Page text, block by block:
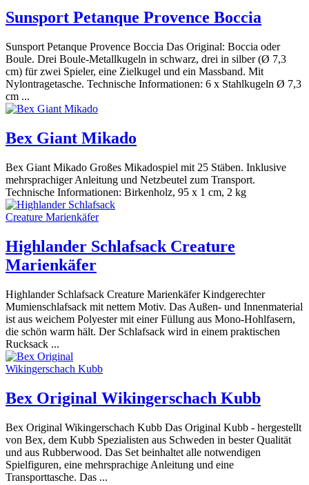
Sunsport Petanque Provence Boccia
Sunsport Petanque Provence Boccia Das Original: Boccia oder
Boule. Drei Boule-Metallkugeln in schwarz, drei in silber (Ø 7,3
cm) für zwei Spieler, eine Zielkugel und ein Massband. Mit
Nylontragetasche. Technische Informationen: 6 x Stahlkugeln Ø 7,3
cm ...
Bex Giant Mikado
Bex Giant Mikado Großes Mikadospiel mit 25 Stäben. Inklusive
mehrsprachiger Anleitung und Netzbeutel zum Transport.
Technische Informationen: Birkenholz, 95 x 1 cm, 2 kg
Highlander Schlafsack Creature
Marienkäfer
Highlander Schlafsack Creature Marienkäfer Kindgerechter
Mumienschlafsack mit nettem Motiv. Das Außen- und Innenmaterial
ist aus weichem Polyester mit einer Füllung aus Mono-Hohlfasern,
die schön warm hält. Der Schlafsack wird in einem praktischen
Rucksack ...
Bex Original Wikingerschach Kubb
Bex Original Wikingerschach Kubb Das Original Kubb - hergestellt
von Bex, dem Kubb Spezialisten aus Schweden in bester Qualität
und aus Rubberwood. Das Set beinhaltet alle notwendigen
Spielfiguren, eine mehrsprachige Anleitung und eine
Transporttasche. Das ...